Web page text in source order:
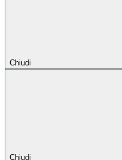
Chiudi
Chiudi